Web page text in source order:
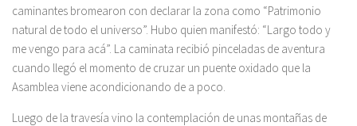
caminantes bromearon con declarar la zona como “Patrimonio
natural de todo el universo”. Hubo quien manifestó: “Largo todo y
me vengo para acá”. La caminata recibió pinceladas de aventura
cuando llegó el momento de cruzar un puente oxidado que la
Asamblea viene acondicionando de a poco.
Luego de la travesía vino la contemplación de unas montañas de